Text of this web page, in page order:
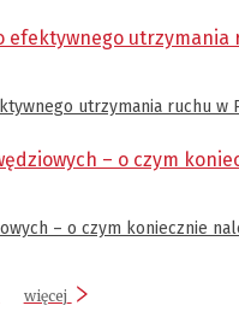
utrzymania ruchu w
– o czym koniecznie
więcej